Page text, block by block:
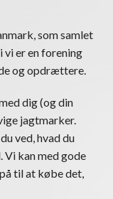
som samlet
vi er en forening
og opdrættere.
dig (og din
jagtmarker.
ved, hvad du
Vi kan med gode
til at købe det,